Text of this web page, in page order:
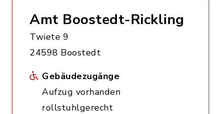
Amt Boostedt-Rickling
Twiete 9
24598 Boostedt
Gebäudezugänge
Aufzug vorhanden
rollstuhlgerecht